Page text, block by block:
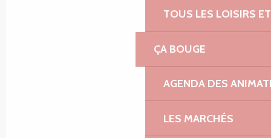
TOUS LES LOISIRS
ÇA BOUGE
AGENDA DES
LES MARCHÉS